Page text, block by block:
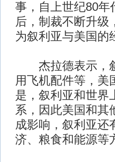
事，自上世纪80年
后，制裁不断升级
为叙利亚与美国的
杰拉德表示，叙
用飞机配件等，美
是，叙利亚和世界
系，因此美国和其
成影响，叙利亚还
济、粮食和能源等